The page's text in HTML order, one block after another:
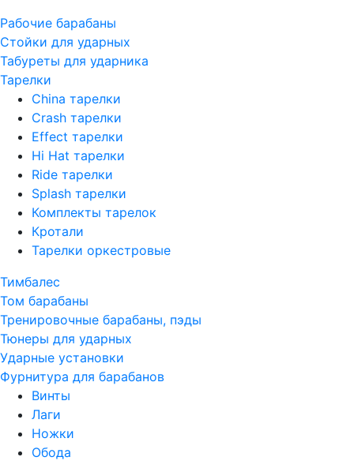
Рабочие барабаны
Стойки для ударных
Табуреты для ударника
Тарелки
China тарелки
Crash тарелки
Effect тарелки
Hi Hat тарелки
Ride тарелки
Splash тарелки
Комплекты тарелок
Кротали
Тарелки оркестровые
Тимбалес
Том барабаны
Тренировочные барабаны, пэды
Тюнеры для ударных
Ударные установки
Фурнитура для барабанов
Винты
Лаги
Ножки
Обода